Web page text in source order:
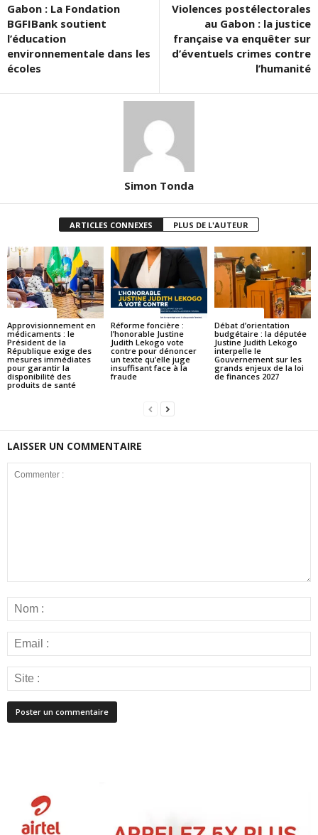
Gabon : La Fondation
BGFIBank soutient
l’éducation
environnementale dans les
écoles
Violences postélectorales
au Gabon : la justice
française va enquêter sur
d’éventuels crimes contre
l’humanité
Simon Tonda
ARTICLES CONNEXES PLUS DE L'AUTEUR
Approvisionnement en
médicaments : le
Président de la
République exige des
mesures immédiates
pour garantir la
disponibilité des
produits de santé
Réforme foncière :
l’honorable Justine
Judith Lekogo vote
contre pour dénoncer
un texte qu’elle juge
insuffisant face à la
fraude
Débat d’orientation
budgétaire : la députée
Justine Judith Lekogo
interpelle le
Gouvernement sur les
grands enjeux de la loi
de finances 2027
LAISSER UN COMMENTAIRE